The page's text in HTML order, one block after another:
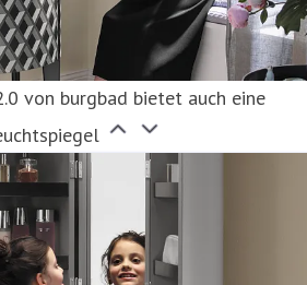
von burgbad bietet auch eine